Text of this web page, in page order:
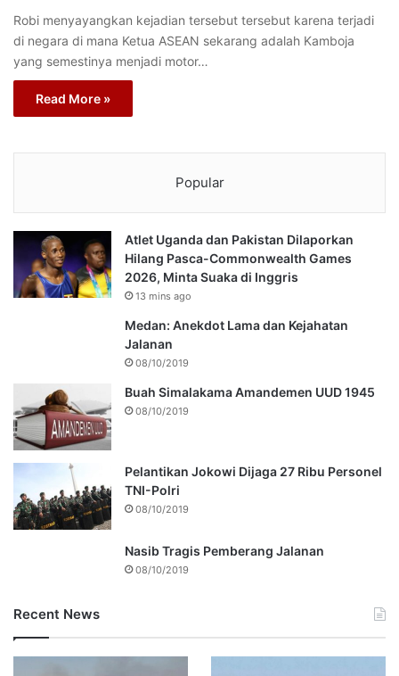
Robi menyayangkan kejadian tersebut tersebut karena terjadi
di negara di mana Ketua ASEAN sekarang adalah Kamboja
yang semestinya menjadi motor…
Read More »
Popular
Atlet Uganda dan Pakistan Dilaporkan
Hilang Pasca-Commonwealth Games
2026, Minta Suaka di Inggris
13 mins ago
Medan: Anekdot Lama dan Kejahatan
Jalanan
08/10/2019
Buah Simalakama Amandemen UUD 1945
08/10/2019
Pelantikan Jokowi Dijaga 27 Ribu Personel
TNI-Polri
08/10/2019
Nasib Tragis Pemberang Jalanan
08/10/2019
Recent News